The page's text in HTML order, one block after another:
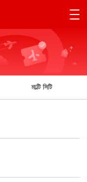
মাল্টি সিটি